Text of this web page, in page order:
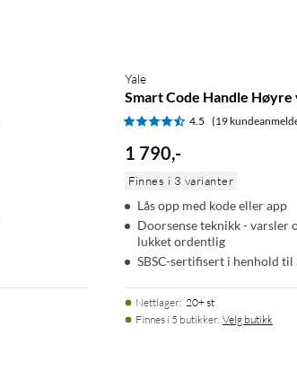
Yale
Smart Code Handle
4.5 (19
1 790,-
Finnes i 3 varianter
Lås opp med kode eller app
Doorsense teknikk - varsler
lukket ordentlig
SBSC-sertifisert i henhold til
Nettlager: 20+ st
Finnes i 5 butikker. Velg butikk